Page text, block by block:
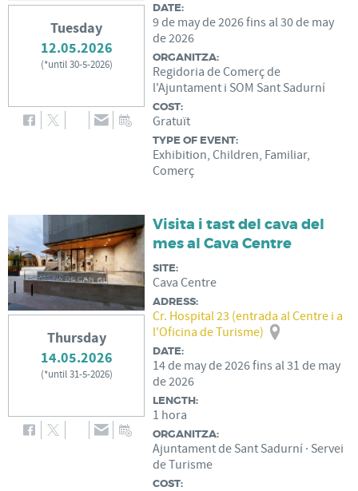
Tuesday
12.05.2026
(*until 30-5-2026)
DATE:
9de mayde2026fins al30de may
de2026
ORGANITZA:
Regidoria de Comerç de
l'Ajuntament i SOM Sant Sadurní
COST:
Gratuït
TYPE OF EVENT:
Exhibition, Children, Familiar,
Comerç
Thursday
14.05.2026
(*until 31-5-2026)
Visita i tast del cava del
mes al Cava Centre
SITE:
Cava Centre
ADRESS:
Cr. Hospital 23 (entrada al Centre i a
l'Oficina de Turisme)
DATE:
14de mayde2026fins al31 de may
de2026
LENGTH:
1 hora
ORGANITZA:
Ajuntament de Sant Sadurní · Servei
de Turisme
COST: